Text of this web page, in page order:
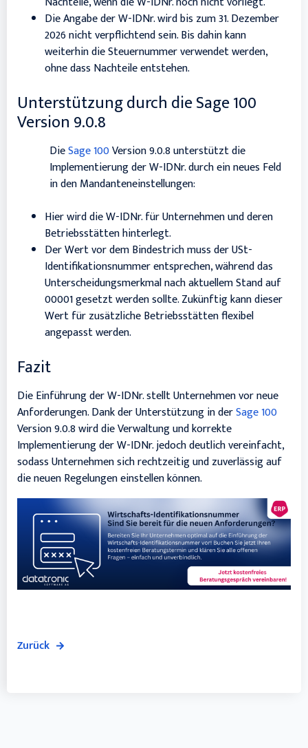
Die Angabe der W-IDNr. wird bis zum 31. Dezember
2026 nicht verpflichtend sein. Bis dahin kann
weiterhin die Steuernummer verwendet werden,
ohne dass Nachteile entstehen.
Unterstützung durch die Sage 100
Version 9.0.8
DieSage 100Version 9.0.8 unterstützt die
Implementierung der W-IDNr. durch ein neues Feld
in den Mandanteneinstellungen:
Hier wird die W-IDNr. für Unternehmen und deren
Betriebsstätten hinterlegt.
Der Wert vor dem Bindestrich muss der USt-
Identifikationsnummer entsprechen, während das
Unterscheidungsmerkmal nach aktuellem Stand auf
00001 gesetzt werden sollte. Zukünftig kann dieser
Wert für zusätzliche Betriebsstätten flexibel
angepasst werden.
Fazit
Die Einführung der W-IDNr. stellt Unternehmen vor neue
Anforderungen. Dank der Unterstützung in derSage 100
Version 9.0.8wird die Verwaltung und korrekte
Implementierung der W-IDNr. jedoch deutlich vereinfacht,
sodass Unternehmen sich rechtzeitig und zuverlässig auf
die neuen Regelungen einstellen können.
Zurück